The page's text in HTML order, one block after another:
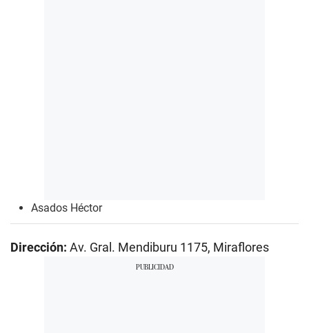
Asados Héctor
Dirección: Av. Gral. Mendiburu 1175, Miraflores